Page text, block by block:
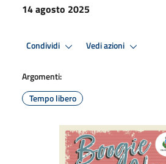
14 agosto 2025
Condividi Vedi azioni
Argomenti:
Tempo libero